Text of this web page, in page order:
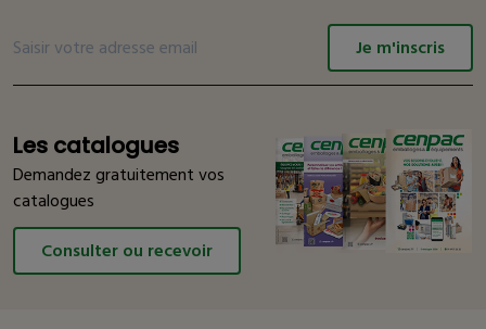
Je m'inscris
Les catalogues
Demandez gratuitement vos
catalogues
Consulter ou recevoir